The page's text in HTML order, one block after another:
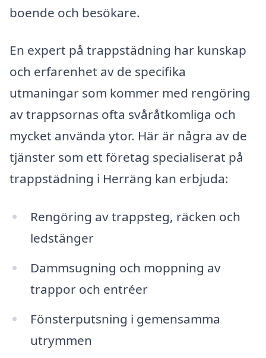
boende och besökare.
En expert på trappstädning har kunskap
och erfarenhet av de specifika
utmaningar som kommer med rengöring
av trappsornas ofta svåråtkomliga och
mycket använda ytor. Här är några av de
tjänster som ett företag specialiserat på
trappstädning i Herräng kan erbjuda:
Rengöring av trappsteg, räcken och
ledstänger
Dammsugning och moppning av
trappor och entréer
Fönsterputsning i gemensamma
utrymmen